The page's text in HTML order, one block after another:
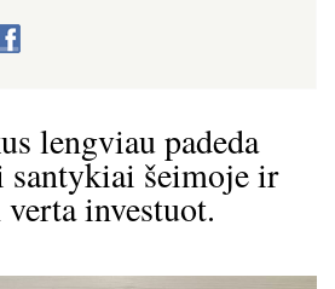
lengviau padeda
santykiai šeimoje ir
investuot.